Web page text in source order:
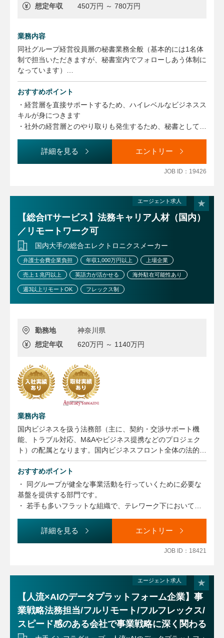
想定年収
450万円 ～ 780万円
業務内容
同社グループ経営役員層の秘書業務全般（基本的には1名体
制で担当いただきますが、秘書室内でフォローしあう体制に
なっています）
・社内外とのスケジュール調整・管理
・出張・会食・手土産の手配
・資料作成・管理
・会食への同伴（ごく稀に）
・その他突発で発生する業務 等
事業や所属部門の状況の変化等により、会社の指示する職務
内容へ変更することがあります
おすすめポイント
・経営層を直接サポートするため、ハイレベルなビジネスス
キルが身につきます
・社外の経営層とのやり取りも発生するため、秘書としての
・英語を活かしながらグローバルビジネスに関わることがで
詳細を見る エントリー
JOB ID：19426
エージェント求人
【総合ITサービス】法務キャリア人材（国内）
／リモートワーク可
国内大手の総合エレクトロニクスメーカー
弁護士会費企業負担 年収1,000万円以上 上場企業
売上１兆円以上 英語力が活かせる 海外駐在可能性あり
週3以上リモートOK フレックス制
勤務地
神奈川県
想定年収
620万円 ～ 1140万円
業務内容
国内ビジネスを扱う法務部（主に、契約・交渉サポート機
能、トラブル対応、M&Aやビジネス提携などのプロジェク
ト）の配属となります。国内ビジネスフロント全体の法的対
応力の強化をサポートしていただきます。その後に法務部門
内他部署へのローテーションの可能性もあります。
※詳細は株式会社C＆Rリーガル・エージェンシー社までお
問い合わせください。
おすすめポイント
・ 同グループが健全な事業活動を行っていくために必要な
基盤を提供する部門です。
・ 若手も多いフラットな組織で、テレワーク下においても
・ 個人のやる気や能力に応じて、海外駐在や留学も含めた
詳細を見る エントリー
JOB ID：18421
エージェント求人
【人流×AIのデータプラットフォーム企業】事
業戦略法務担当/フルリモート/フルフレックス/
スピード感のある会社で事業戦略に深く関わる